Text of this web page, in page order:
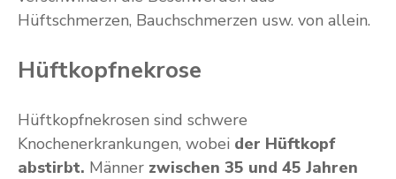
Hüftschmerzen, Bauchschmerzen usw. von allein.
Hüftkopfnekrose
Hüftkopfnekrosen sind schwere
Knochenerkrankungen, wobei der Hüftkopf
abstirbt. Männer zwischen 35 und 45 Jahren